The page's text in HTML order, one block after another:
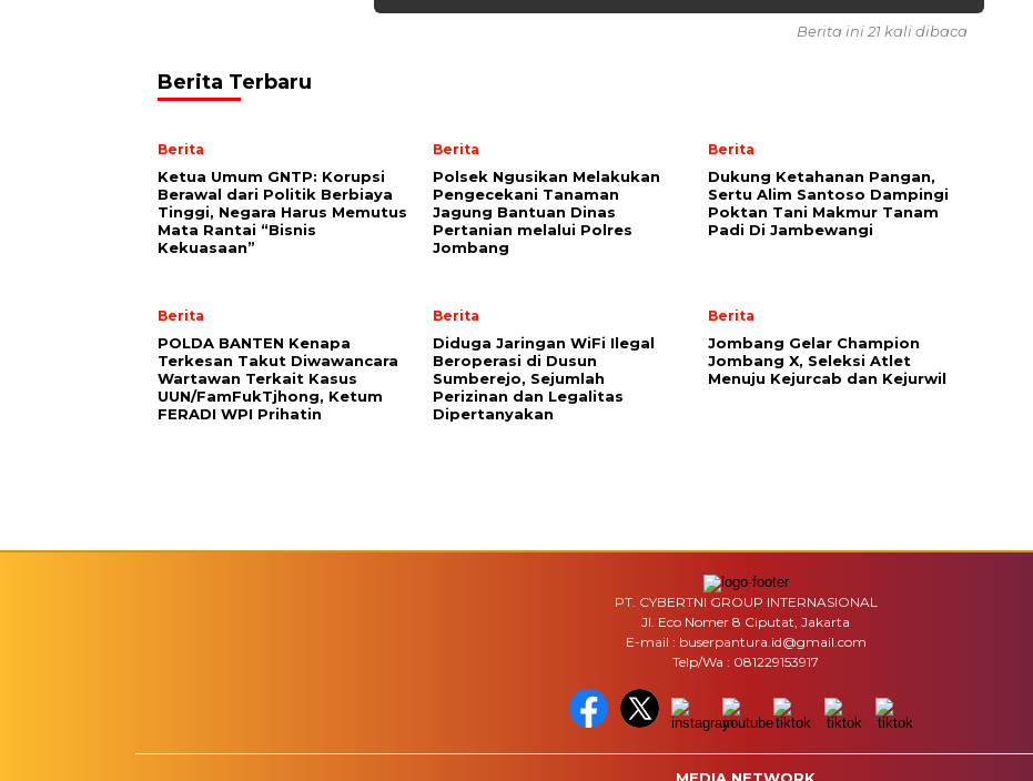
Berita ini 21 kali dibaca
Berita Terbaru
Berita
Ketua Umum GNTP: Korupsi
Berawal dari Politik Berbiaya
Tinggi, Negara Harus Memutus
Mata Rantai “Bisnis
Kekuasaan”
Berita
Polsek Ngusikan Melakukan
Pengecekani Tanaman
Jagung Bantuan Dinas
Pertanian melalui Polres
Jombang
Berita
Dukung Ketahanan Pangan,
Sertu Alim Santoso Dampingi
Poktan Tani Makmur Tanam
Padi Di Jambewangi
Berita
POLDA BANTEN Kenapa
Terkesan Takut Diwawancara
Wartawan Terkait Kasus
UUN/FamFukTjhong, Ketum
FERADI WPI Prihatin
Berita
Diduga Jaringan WiFi Ilegal
Beroperasi di Dusun
Sumberejo, Sejumlah
Perizinan dan Legalitas
Dipertanyakan
Berita
Jombang Gelar Champion
Jombang X, Seleksi Atlet
Menuju Kejurcab dan Kejurwil
PT. CYBERTNI GROUP INTERNASIONAL
Jl. Eco Nomer 8 Ciputat, Jakarta
E-mail : buserpantura.id@gmail.com
Telp/Wa : 081229153917